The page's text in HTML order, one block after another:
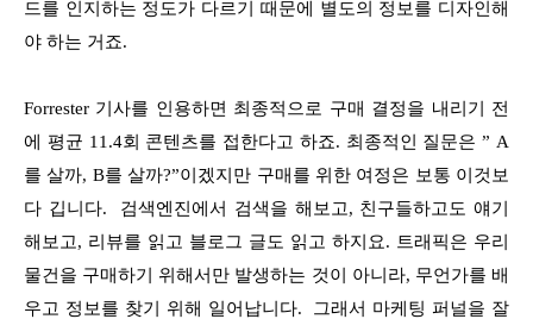
드를 인지하는 정도가 다르기 때문에 별도의 정보를 디자인해
야 하는 거죠.
Forrester 기사를 인용하면 최종적으로 구매 결정을 내리기 전
에 평균 11.4회 콘텐츠를 접한다고 하죠. 최종적인 질문은 ” A
를 살까, B를 살까?”이겠지만 구매를 위한 여정은 보통 이것보
다 깁니다. 검색엔진에서 검색을 해보고, 친구들하고도 얘기
해보고, 리뷰를 읽고 블로그 글도 읽고 하지요. 트래픽은 우리
물건을 구매하기 위해서만 발생하는 것이 아니라, 무언가를 배
우고 정보를 찾기 위해 일어납니다. 그래서 마케팅 퍼널을 잘